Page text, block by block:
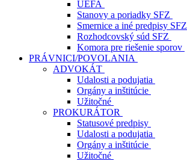
UEFA
Stanovy a poriadky SFZ
Smernice a iné predpisy SFZ
Rozhodcovský súd SFZ
Komora pre riešenie sporov
PRÁVNICI/POVOLANIA
ADVOKÁT
Udalosti a podujatia
Orgány a inštitúcie
Užitočné
PROKURÁTOR
Statusové predpisy
Udalosti a podujatia
Orgány a inštitúcie
Užitočné